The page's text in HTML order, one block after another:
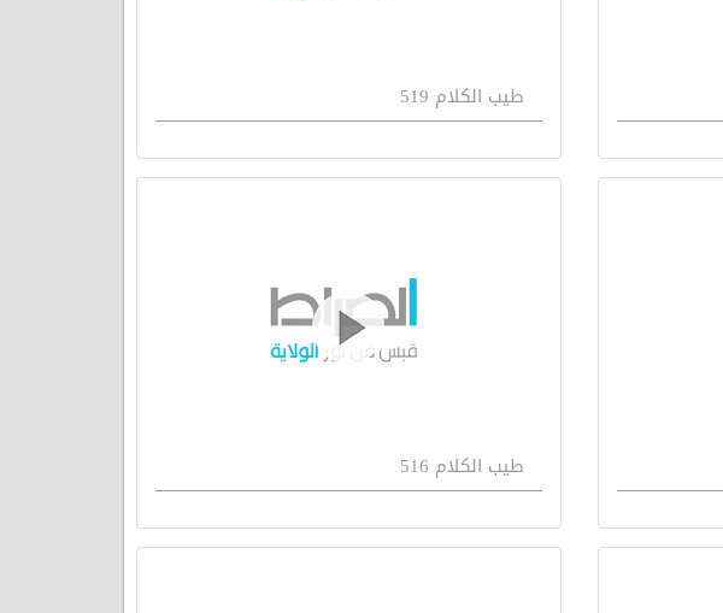
طيب الكلام 519
طيب الكلام 516